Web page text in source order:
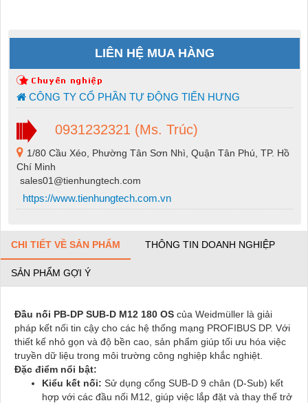
LIÊN HỆ MUA HÀNG
CÔNG TY CỔ PHẦN TỰ ĐỘNG TIẾN HƯNG
0931232321 (Ms. Trúc)
1/80 Cầu Xéo, Phường Tân Sơn Nhì, Quận Tân Phú, TP. Hồ
Chí Minh
sales01@tienhungtech.com
https://www.tienhungtech.com.vn
CHI TIẾT VỀ SẢN PHẨM THÔNG TIN DOANH NGHIỆP
SẢN PHẨM GỢI Ý
Đầu nối PB-DP SUB-D M12 180 OS của Weidmüller là giải
pháp kết nối tin cậy cho các hệ thống mạng PROFIBUS DP. Với
thiết kế nhỏ gọn và độ bền cao, sản phẩm giúp tối ưu hóa việc
truyền dữ liệu trong môi trường công nghiệp khắc nghiệt.
Đặc điểm nổi bật:
Kiểu kết nối: Sử dụng cổng SUB-D 9 chân (D-Sub) kết
hợp với các đầu nối M12, giúp việc lắp đặt và thay thế trở